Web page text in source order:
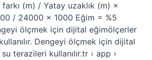
(m) / Yatay uzaklık (m) ×
/ 24000 × 1000 Eğim = %5
ölçmek için dijital eğimölçerler
Dengeyi ölçmek için dijital
terazileri kullanılır.tr › app ›